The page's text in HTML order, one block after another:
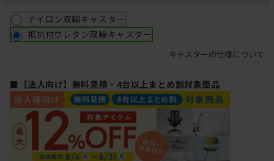
ナイロン双輪キャスター
抵抗付ウレタン双輪キャスター
キャスターの仕様について
■【法人向け】無料見積・4台以上まとめ割対象商品